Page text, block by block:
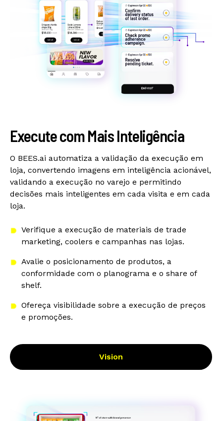
Execute com Mais Inteligência
O BEES.ai automatiza a validação da execução em
loja, convertendo imagens em inteligência acionável,
validando a execução no varejo e permitindo
decisões mais inteligentes em cada visita e em cada
loja.
Verifique a execução de materiais de trade
marketing, coolers e campanhas nas lojas.
Avalie o posicionamento de produtos, a
conformidade com o planograma e o share of
shelf.
Ofereça visibilidade sobre a execução de preços
e promoções.
Vision